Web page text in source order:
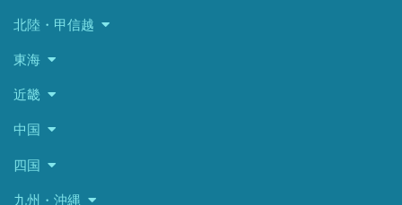
北陸・甲信越
東海
近畿
中国
四国
九州・沖縄